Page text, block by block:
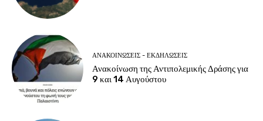
ΑΝΑΚΟΙΝΩΣΕΙΣ - ΕΚΔΗΛΩΣΕΙΣ
Ανακοίνωση της Αντιπολεμικής Δράσης για
9 και 14 Αυγούστου